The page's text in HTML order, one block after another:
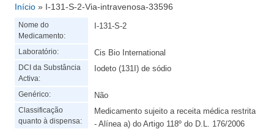
Está aqui
Início » I-131-S-2-Via-intravenosa-33596
Nome do
Medicamento:
I-131-S-2
Laboratório: Cis Bio International
DCI da Substância
Activa:
Iodeto (131I) de sódio
Genérico: Não
Classificação
quanto à dispensa:
Medicamento sujeito a receita médica restrita
- Alínea a) do Artigo 118º do D.L. 176/2006